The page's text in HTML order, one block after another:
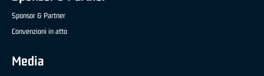
Sponsor & Partner
Convenzioni in atto
Media